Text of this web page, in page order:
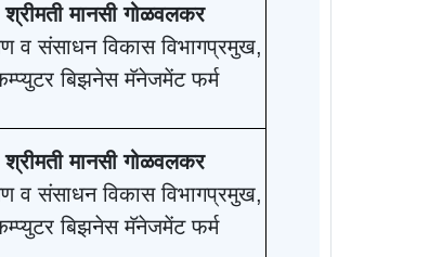
श्रीमती मानसी गोळवलकर
व संसाधन विकास विभागप्रमुख,
बिझनेस मॅनेजमेंट फर्म
श्रीमती मानसी गोळवलकर
व संसाधन विकास विभागप्रमुख,
बिझनेस मॅनेजमेंट फर्म